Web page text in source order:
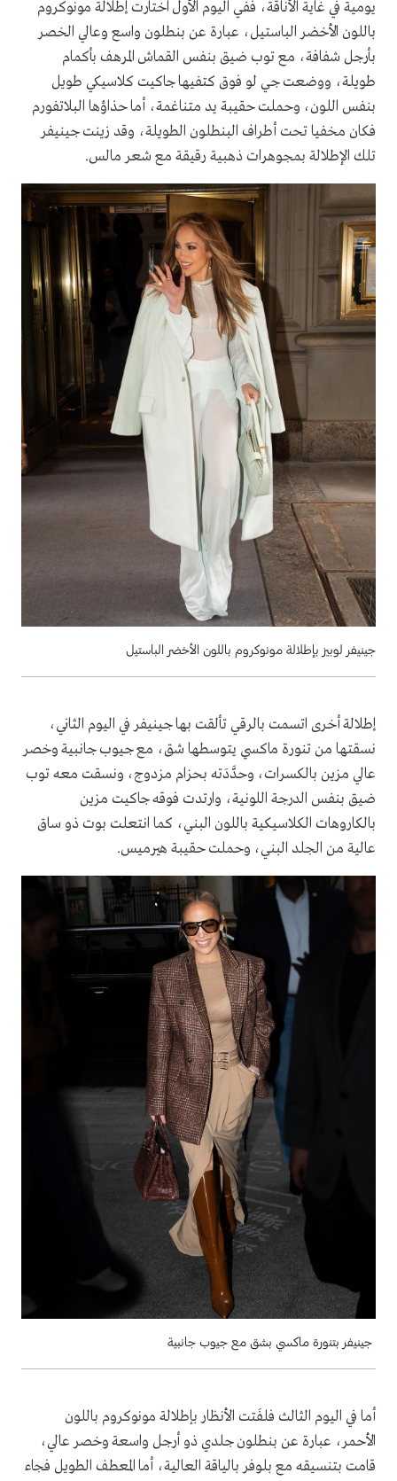
يومية في غاية الأناقة، ففي اليوم الأول اختارت إطلالة مونوكروم
باللون الأخضر الباستيل، عبارة عن بنطلون واسع وعالي الخصر
بأرجل شفافة، مع توب ضيق بنفس القماش المرهف بأكمام
طويلة، ووضعت جي لو فوق كتفيها جاكيت كلاسيكي طويل
بنفس اللون، وحملت حقيبة يد متناغمة، أما حذاؤها البلاتفورم
فكان مخفيا تحت أطراف البنطلون الطويلة، وقد زينت جينيفر
تلك الإطلالة بمجوهرات ذهبية رقيقة مع شعر مالس.
جينيفر لوبيز بإطلالة مونوكروم باللون الأخضر الباستيل
إطلالة أخرى اتسمت بالرقي تألقت بها جينيفر في اليوم الثاني،
نسقتها من تنورة ماكسي يتوسطها شق، مع جيوب جانبية وخصر
عالي مزين بالكسرات، وحدَّدَته بحزام مزدوج، ونسقت معه توب
ضيق بنفس الدرجة اللونية، وارتدت فوقه جاكيت مزين
بالكاروهات الكلاسيكية باللون البني، كما انتعلت بوت ذو ساق
عالية من الجلد البني، وحملت حقيبة هيرميس.
جينيفر بتنورة ماكسي بشق مع جيوب جانبية
أما في اليوم الثالث فلفَتت الأنظار بإطلالة مونوكروم باللون
الأحمر، عبارة عن بنطلون جلدي ذو أرجل واسعة وخصر عالي،
قامت بتنسيقه مع بلوفر بالياقة العالية، أما المعطف الطويل فجاء